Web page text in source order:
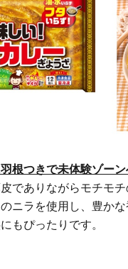
根つきで未体験ゾー
でありながらモチモチ
ニラを使用し、豊かな
もぴったりです。